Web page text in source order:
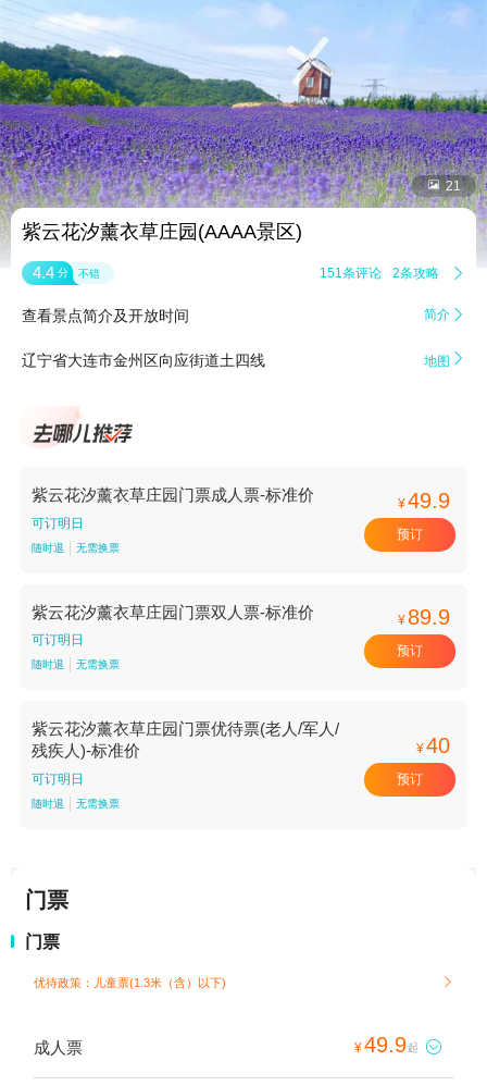
 21
紫云花汐薰衣草庄园(AAAA景区)
4.4 分 不错 151条评论 2条攻略 
查看景点简介及开放时间 简介 
辽宁省大连市金州区向应街道土四线 地图 
紫云花汐薰衣草庄园门票成人票-标准价
可订明日
随时退 无需换票
¥49.9
预订
紫云花汐薰衣草庄园门票双人票-标准价
可订明日
随时退 无需换票
¥ 89.9
预订
紫云花汐薰衣草庄园门票优待票(老人/军人/
残疾人)-标准价
可订明日
随时退 无需换票
¥40
预订
门票
门票
优待政策：儿童票(1.3米（含）以下) 
成人票 ¥49.9起 